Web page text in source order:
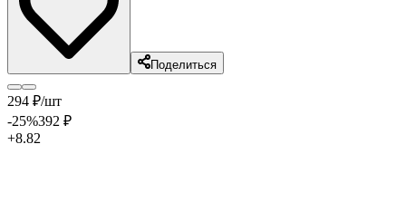
Поделиться
294 ₽/шт
-25%392 ₽
+8.82